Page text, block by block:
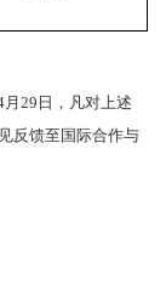
月29 日，凡对上述
反馈至国际合作与